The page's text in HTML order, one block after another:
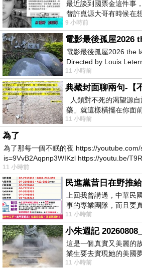
最近談到國票金這件事
替許崑源大哥有時候在
其實就是想要國庫通黨
9 小時前
電影最後孤屋2026 the
Directed by Louis
Robinson Starring Greta
11 小時前
典藏封面聊兩句-【
人類對不死的渴望源
藥」就這樣橫擺在你面
停止衰老、痛覺消失…堪
11 小時前
為了
為了那每一個不眠的夜 https://
is=9VvB2Aqpnp3WIKzl https://youtu.be/
11 小時前
民進黨昔日在野推
上回我曾講過，中華民
事的專業團隊，而且要
是只會到處甩鍋的雙標
11 小時前
這是一個真實又美麗的
業生要去實現她的美國
情況下，靠著自我努力
11 小時前